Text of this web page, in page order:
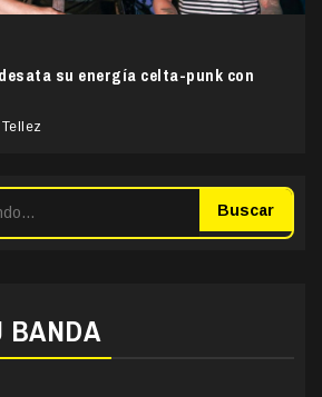
su energía celta-punk con
Buscar
BANDA